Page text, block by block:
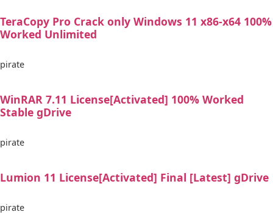
TeraCopy Pro Crack only Windows 11 x86-x64 100%
Worked Unlimited
pirate
WinRAR 7.11 License[Activated] 100% Worked
Stable gDrive
pirate
Lumion 11 License[Activated] Final [Latest] gDrive
pirate